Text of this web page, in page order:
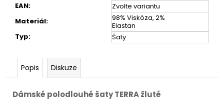
EAN:
Zvolte variantu
Materiál:
98% Viskóza, 2%
Elastan
Typ: Šaty
Popis Diskuze
Dámské polodlouhé šaty TERRA žluté